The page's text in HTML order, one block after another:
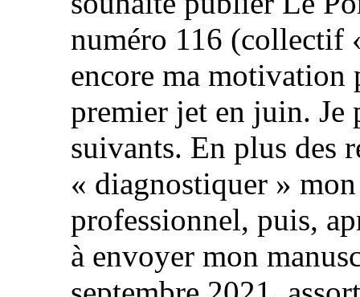
numéro 116 (collectif
encore ma motivation
premier jet en juin. Je
suivants. En plus des
« diagnostiquer »
professionnel, puis,
à envoyer mon